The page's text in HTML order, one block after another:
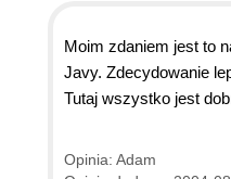
Moim zdaniem jest to
Javy. Zdecydowanie
Tutaj wszystko jest
wyłożone, bez
jak to ma miejsce w
Opinia: Adam